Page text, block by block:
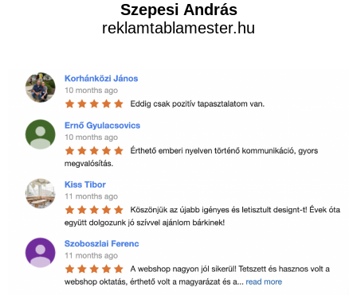
Szepesi András
reklamtablamester.hu